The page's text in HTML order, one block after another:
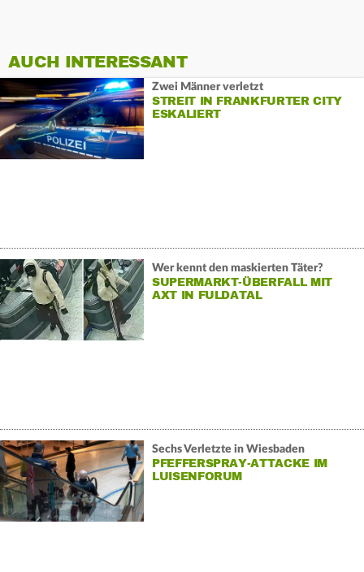
AUCH INTERESSANT
Zwei Männer verletzt
STREIT IN FRANKFURTER CITY
ESKALIERT
Wer kennt den maskierten Täter?
SUPERMARKT-ÜBERFALL MIT
AXT IN FULDATAL
Sechs Verletzte in Wiesbaden
PFEFFERSPRAY-ATTACKE IM
LUISENFORUM